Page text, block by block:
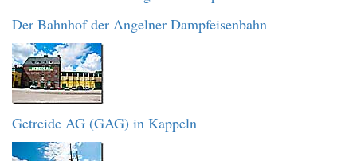
Der Bahnhof der Angelner Dampfeisenbahn
Getreide AG (GAG) in Kappeln